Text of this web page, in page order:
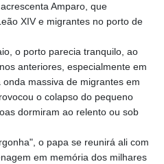
Amparo, que
XIV e migrantes no porto de
o porto parecia tranquilo, ao
anteriores, especialmente em
massiva de migrantes em
o colapso do pequeno
dormiram ao relento ou sob
o papa se reunirá ali com
em memória dos milhares